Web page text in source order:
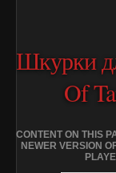
Шкурки
Of
CONTENT ON THIS
NEWER VERSION